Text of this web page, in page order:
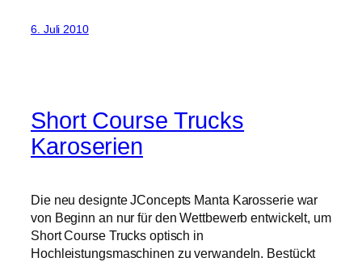
6. Juli 2010
Short Course Trucks
Karoserien
Die neu designte JConcepts Manta Karosserie war
von Beginn an nur für den Wettbewerb entwickelt, um
Short Course Trucks optisch in
Hochleistungsmaschinen zu verwandeln. Bestückt